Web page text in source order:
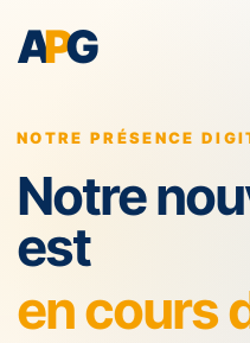
APG
NOTRE PRÉSENCE
Notre
est
en cours